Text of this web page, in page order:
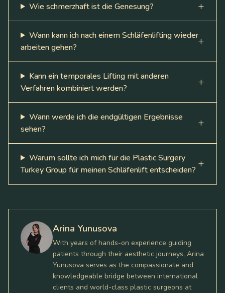
Wie schmerzhaft ist die Genesung?
Wann kann ich nach einem Schläfenlifting wieder
arbeiten gehen?
Kann ein temporales Lifting mit anderen
Verfahren kombiniert werden?
Wann werde ich die endgültigen Ergebnisse
sehen?
Warum sollte ich mich für die Plastic Surgery
Turkey Group für meinen Schläfenlift entscheiden?
Arina Yunusova
With years of hands-on experience guiding
patients through their aesthetic journeys, Arina
Yunusova serves as the compassionate and
knowledgeable bridge between international
clients and world-class plastic surgeons at